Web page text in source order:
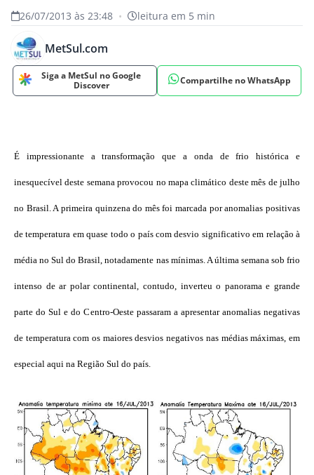
26/07/2013 às 23:48 • leitura em 5 min
MetSul.com
Siga a MetSul no Google
Discover
Compartilhe no WhatsApp
É impressionante a transformação que a onda de frio histórica e
inesquecível deste semana provocou no mapa climático deste mês de julho
no Brasil. A primeira quinzena do mês foi marcada por anomalias positivas
de temperatura em quase todo o país com desvio significativo em relação à
média no Sul do Brasil, notadamente nas mínimas. A última semana sob frio
intenso de ar polar continental, contudo, inverteu o panorama e grande
parte do Sul e do Centro-Oeste passaram a apresentar anomalias negativas
de temperatura com os maiores desvios negativos nas médias máximas, em
especial aqui na Região Sul do país.